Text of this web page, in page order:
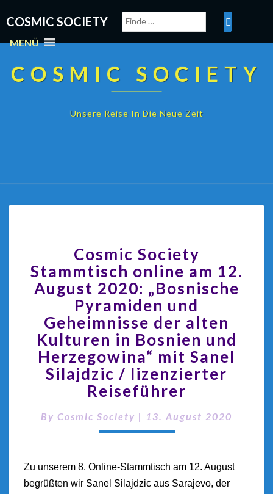
COSMIC SOCIETY
MENÜ
COSMIC SOCIETY
Unsere Reise In Die Neue Zeit
Cosmic Society
Stammtisch online am 12.
August 2020: „Bosnische
Pyramiden und
Geheimnisse der alten
Kulturen in Bosnien und
Herzegowina“ mit Sanel
Silajdzic / lizenzierter
Reiseführer
By Cosmic Society | 13. August 2020
Zu unserem 8. Online-Stammtisch am 12. August
begrüßten wir Sanel Silajdzic aus Sarajevo, der